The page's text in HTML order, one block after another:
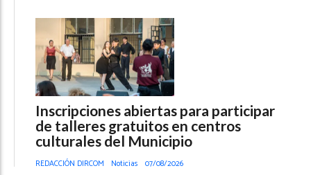
Inscripciones abiertas para participar
de talleres gratuitos en centros
culturales del Municipio
REDACCIÓN DIRCOM Noticias 07/08/2026